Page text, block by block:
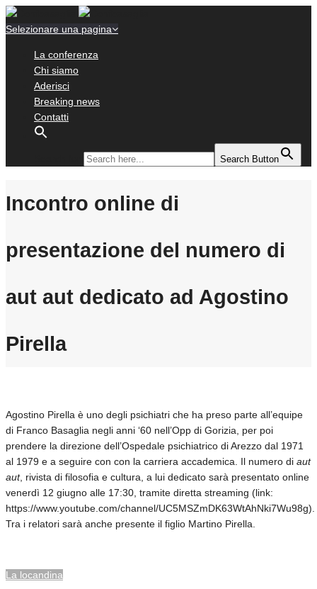
Selezionare una pagina
La conferenza
Chi siamo
Aderisci
Breaking news
Contatti
Search Button
Incontro online di
presentazione del numero di
aut aut dedicato ad Agostino
Pirella
Agostino Pirella è uno degli psichiatri che ha preso parte all’equipe
di Franco Basaglia negli anni ‘60 nell’Opp di Gorizia, per poi
prendere la direzione dell’Ospedale psichiatrico di Arezzo dal 1971
al 1979 e a seguire con con la carriera accademica. Il numero di aut
aut, rivista di filosofia e cultura, a lui dedicato sarà presentato online
venerdì 12 giugno alle 17:30, tramite diretta streaming (link:
https://www.youtube.com/channel/UC5MSZmDK63WtAhNki7Wu98g).
Tra i relatori sarà anche presente il figlio Martino Pirella.
La locandina